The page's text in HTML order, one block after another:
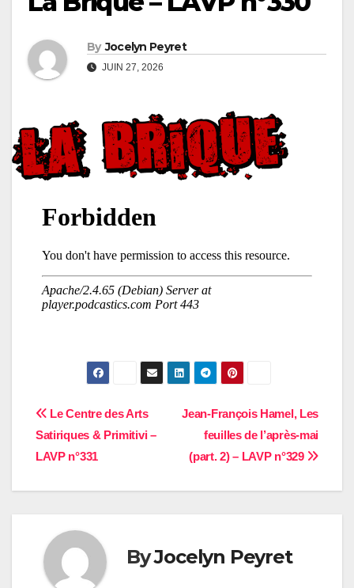
By Jocelyn Peyret
JUIN 27, 2026
Navigation
de
l’article
Jean-François Hamel, Les
feuilles de l’après-mai
(part. 2) – LAVP n°329
Le Centre des Arts
Satiriques & Primitivi –
LAVP n°331
ByJocelyn Peyret